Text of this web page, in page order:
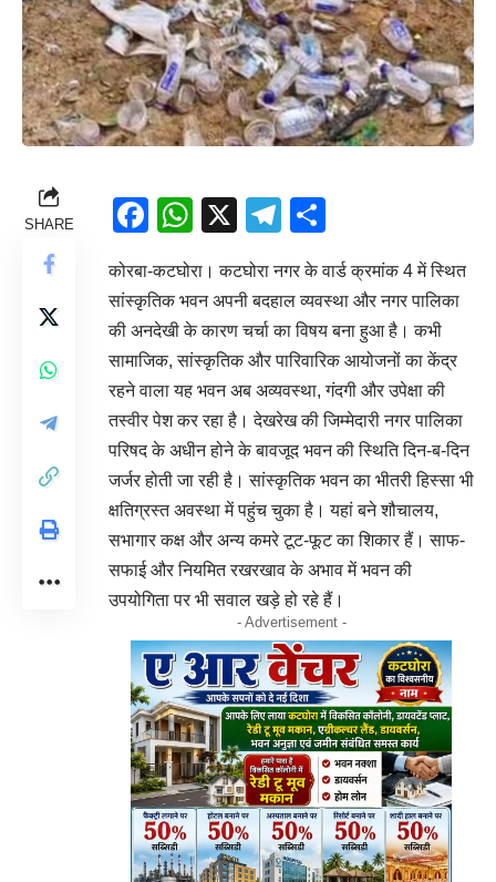
SHARE Facebook
WhatsApp
X Telegram
कोरबा-कटघोरा। कटघोरा नगर के वार्ड क्रमांक 4 में स्थित
सांस्कृतिक भवन अपनी बदहाल व्यवस्था और नगर पालिका
की अनदेखी के कारण चर्चा का विषय बना हुआ है। कभी
सामाजिक, सांस्कृतिक और पारिवारिक आयोजनों का केंद्र
रहने वाला यह भवन अब अव्यवस्था, गंदगी और उपेक्षा की
तस्वीर पेश कर रहा है। देखरेख की जिम्मेदारी नगर पालिका
परिषद के अधीन होने के बावजूद भवन की स्थिति दिन-ब-दिन
जर्जर होती जा रही है। सांस्कृतिक भवन का भीतरी हिस्सा भी
क्षतिग्रस्त अवस्था में पहुंच चुका है। यहां बने शौचालय,
सभागार कक्ष और अन्य कमरे टूट-फूट का शिकार हैं। साफ-
सफाई और नियमित रखरखाव के अभाव में भवन की
उपयोगिता पर भी सवाल खड़े हो रहे हैं।
- Advertisement -